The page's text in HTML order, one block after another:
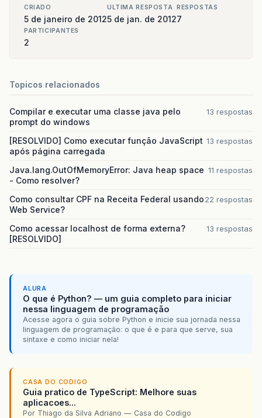
CRIADO
5 de janeiro de 2012
ULTIMA RESPOSTA
5 de jan. de 2012
RESPOSTAS
7
PARTICIPANTES
2
Topicos relacionados
Compilar e executar uma classe java pelo
prompt do windows
13 respostas
[RESOLVIDO] Como executar função JavaScript
após página carregada
13 respostas
Java.lang.OutOfMemoryError: Java heap space
- Como resolver?
11 respostas
Como consultar CPF na Receita Federal usando
Web Service?
22 respostas
Como acessar localhost de forma externa?
[RESOLVIDO]
13 respostas
ALURA
O que é Python? — um guia completo para iniciar
nessa linguagem de programação
Acesse agora o guia sobre Python e inicie sua jornada nessa
linguagem de programação: o que é e para que serve, sua
sintaxe e como iniciar nela!
CASA DO CODIGO
Guia pratico de TypeScript: Melhore suas
aplicacoes...
Por Thiago da Silva Adriano — Casa do Codigo